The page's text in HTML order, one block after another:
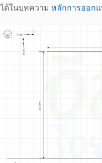
ได้ในบทความ หลักการออก